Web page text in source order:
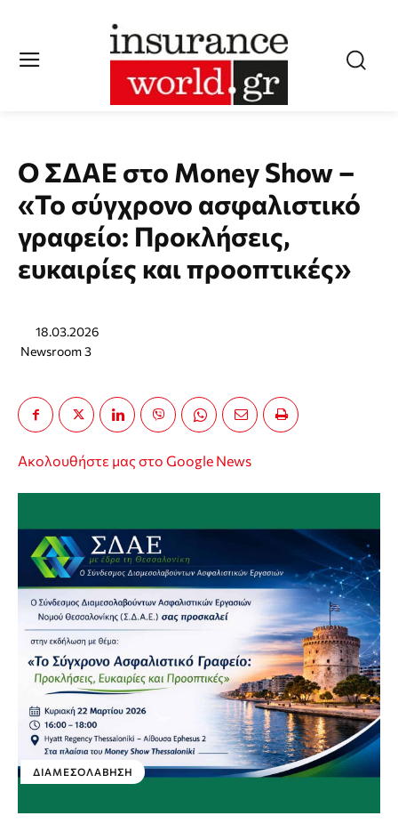
Ο ΣΔΑΕ στο Money Show –
«Το σύγχρονο ασφαλιστικό
γραφείο: Προκλήσεις,
ευκαιρίες και προοπτικές»
18.03.2026
Newsroom 3
Ακολουθήστε μας στο Google News
ΔΙΑΜΕΣΟΛΆΒΗΣΗ